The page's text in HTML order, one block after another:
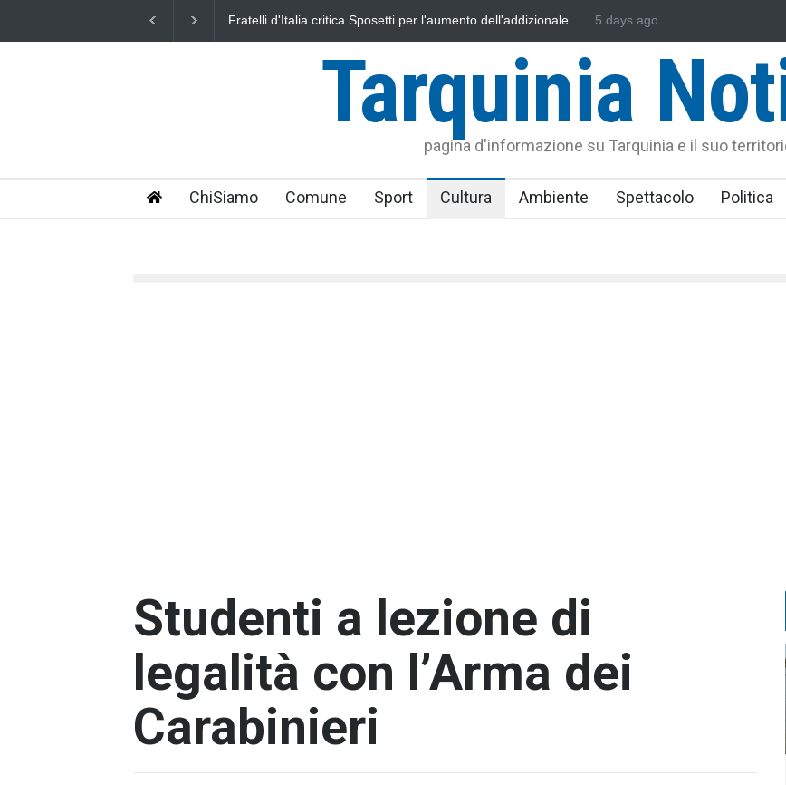
Sposetti per l'aumento dell'addizionale
L'Università della Tuscia e l'Assonautica Provinciale di Viterbo
Vincenzo Ferri, un
5 days ago
Tarquinia
pagina d'informazione su Tarquinia e il suo
ChiSiamo Comune Sport Cultura Ambiente Spettacolo Politica
Studenti a lezione di
legalità con l’Arma dei
Carabinieri